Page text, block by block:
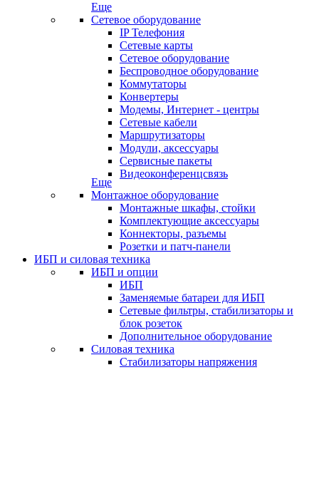
Еще
Сетевое оборудование
IP Телефония
Сетевые карты
Сетевое оборудование
Беспроводное оборудование
Коммутаторы
Конвертеры
Модемы, Интернет - центры
Сетевые кабели
Маршрутизаторы
Модули, аксессуары
Сервисные пакеты
Видеоконференцсвязь
Еще
Монтажное оборудование
Монтажные шкафы, стойки
Комплектующие аксессуары
Коннекторы, разъемы
Розетки и патч-панели
ИБП и силовая техника
ИБП и опции
ИБП
Заменяемые батареи для ИБП
Сетевые фильтры, стабилизаторы и
блок розеток
Дополнительное оборудование
Силовая техника
Стабилизаторы напряжения